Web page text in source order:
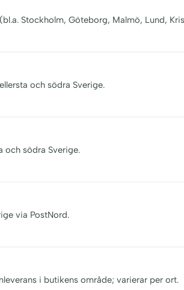
Stockholm, Göteborg, Malmö, Lund,
och södra Sverige.
och södra Sverige.
via PostNord.
i butikens område; varierar per ort.